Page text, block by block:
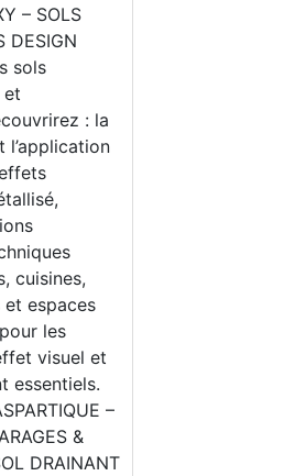
– SOLS
DESIGN
sols
et
: la
l’application
cuisines,
et espaces
les
visuel et
essentiels.
–
&
DRAINANT